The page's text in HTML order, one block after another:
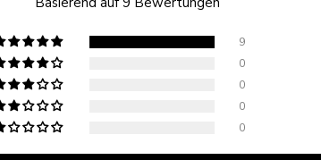
9
0
0
0
0